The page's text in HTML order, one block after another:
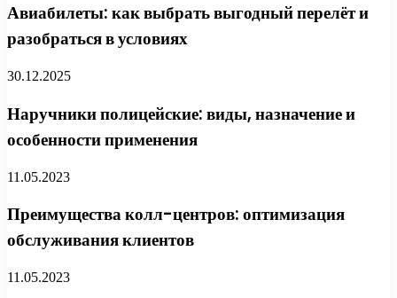
Авиабилеты: как выбрать выгодный перелёт и
разобраться в условиях
30.12.2025
Наручники полицейские: виды, назначение и
особенности применения
11.05.2023
Преимущества колл-центров: оптимизация
обслуживания клиентов
11.05.2023